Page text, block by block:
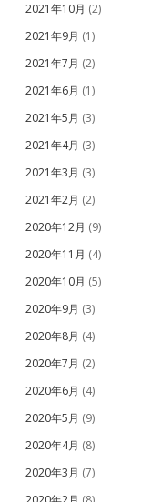
2021年10月 (2)
2021年9月 (1)
2021年7月 (2)
2021年6月 (1)
2021年5月 (3)
2021年4月 (3)
2021年3月 (3)
2021年2月 (2)
2020年12月 (9)
2020年11月 (4)
2020年10月 (5)
2020年9月 (3)
2020年8月 (4)
2020年7月 (2)
2020年6月 (4)
2020年5月 (9)
2020年4月 (8)
2020年3月 (7)